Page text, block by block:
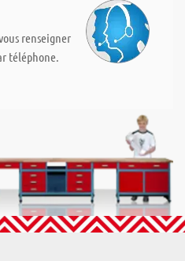
renseigner
téléphone.